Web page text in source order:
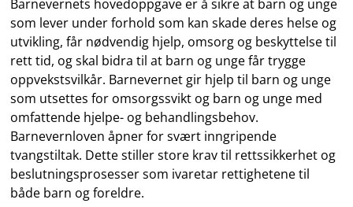
Barnevernets hovedoppgave er å sikre at barn og unge
som lever under forhold som kan skade deres helse og
utvikling, får nødvendig hjelp, omsorg og beskyttelse til
rett tid, og skal bidra til at barn og unge får trygge
oppvekstsvilkår. Barnevernet gir hjelp til barn og unge
som utsettes for omsorgssvikt og barn og unge med
omfattende hjelpe- og behandlingsbehov.
Barnevernloven åpner for svært inngripende
tvangstiltak. Dette stiller store krav til rettssikkerhet og
beslutningsprosesser som ivaretar rettighetene til
både barn og foreldre.